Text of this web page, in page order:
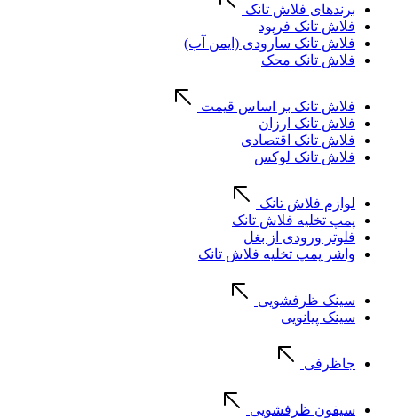
برندهای فلاش تانک
فلاش تانک فرپود
فلاش تانک سارودی (ایمن آب)
فلاش تانک محک
فلاش تانک بر اساس قیمت
فلاش تانک ارزان
فلاش تانک اقتصادی
فلاش تانک لوکس
لوازم فلاش تانک
پمپ تخلیه فلاش تانک
فلوتر ورودی از بغل
واشر پمپ تخلیه فلاش تانک
سینک ظرفشویی
سینک پیانویی
جاظرفی
سیفون ظرفشویی